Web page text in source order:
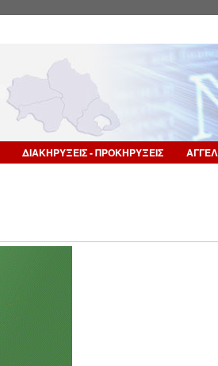
ΔΙΑΚΗΡΥΞΕΙΣ - ΠΡΟΚΗΡΥΞΕΙΣ